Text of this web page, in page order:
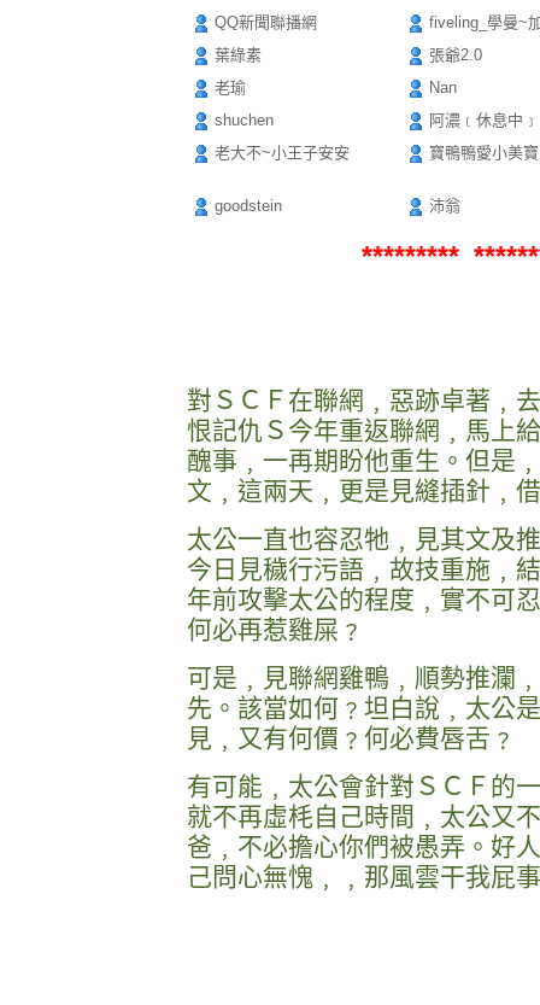
QQ新聞聯播網
fiveling_學曼~
葉綠素
張爺2.0
老瑜
Nan
shuchen
阿濃﹝休息中﹞
老大不~小王子安安
寶鴨鴨愛小美寶
goodstein 沛翁
*********
對ＳＣＦ在聯網﹐惡跡卓著﹐
恨記仇Ｓ今年重返聯網﹐馬上
醜事﹐一再期盼他重生。但是
文﹐這兩天﹐更是見縫插針﹐
太公一直也容忍牠﹐見其文及
今日見穢行污語﹐故技重施﹐
年前攻擊太公的程度﹐實不可
何必再惹雞屎﹖
可是﹐見聯網雞鴨﹐順勢推瀾
先。該當如何﹖坦白說﹐太公
見﹐又有何價﹖何必費唇舌﹖
有可能﹐太公會針對ＳＣＦ的
就不再虛枆自己時間﹐太公又
爸﹐不必擔心你們被愚弄。好
己問心無愧﹐﹐那風雲干我屁